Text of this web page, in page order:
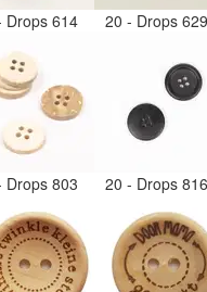
Drops 614 20 - Drops
Drops 803 20 - Drops